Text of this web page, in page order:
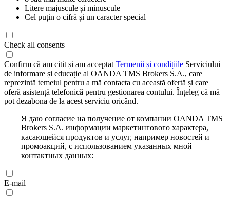
Litere majuscule și minuscule
Cel puțin o cifră și un caracter special
Check all consents
Confirm că am citit și am acceptat Termenii și condițiile Serviciului
de informare și educație al OANDA TMS Brokers S.A., care
reprezintă temeiul pentru a mă contacta cu această ofertă și care
oferă asistență telefonică pentru gestionarea contului. Înțeleg că mă
pot dezabona de la acest serviciu oricând.
Я даю согласие на получение от компании OANDA TMS
Brokers S.A. информации маркетингового характера,
касающейся продуктов и услуг, например новостей и
промоакций, с использованием указанных мной
контактных данных:
E-mail